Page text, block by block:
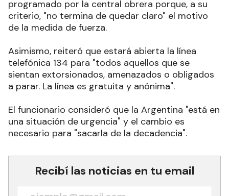
programado por la central obrera porque, a su
criterio, "no termina de quedar claro" el motivo
de la medida de fuerza.
Asimismo, reiteró que estará abierta la línea
telefónica 134 para "todos aquellos que se
sientan extorsionados, amenazados o obligados
a parar. La línea es gratuita y anónima".
El funcionario consideró que la Argentina "está en
una situación de urgencia" y el cambio es
necesario para "sacarla de la decadencia".
Recibí las noticias en tu email